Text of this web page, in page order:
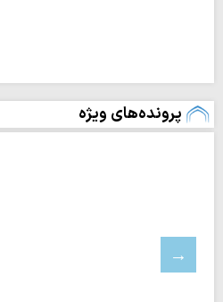
پرونده‌های ویژه